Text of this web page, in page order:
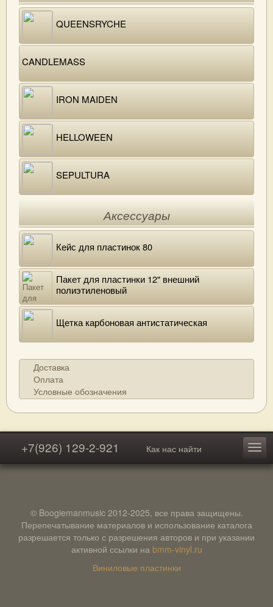
QUEENSRYCHE
CANDLEMASS
IRON MAIDEN
HELLOWEEN
SEPULTURA
Аксессуары
Кейс для пластинок 80
Пакет для пластинки 12" внешний
полиэтиленовый
Щетка карбоновая антистатическая
Доставка
Оплата
Условные обозначения
+7(926) 129-2-921 Как нас найти
© Boogiemanmusic 2012-2025, все права защищены.
Перепечатывание материалов и использование каталога
разрешается только с разрешения авторов и при указании
активной ссылки на bmm-vinyl.ru
Виниловые пластинки